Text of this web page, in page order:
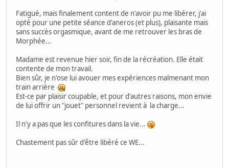
Fatigué, mais finalement content de n'avoir pu me libérer, j'ai
opté pour une petite séance d'aneros (et plus), plaisante mais
sans succès orgasmique, avant de me retrouver les bras de
Morphée...
Madame est revenue hier soir, fin de la récréation. Elle était
contente de mon travail.
Bien sûr, je n'ose lui avouer mes expériences malmenant mon
train arrière
Est-ce par plaisir coupable, et pour d'autres raisons, mon envie
de lui offrir un "jouet" personnel revient à la charge...
Il n'y a pas que les confitures dans la vie...
Chastement pas sûr d'être libéré ce WE...